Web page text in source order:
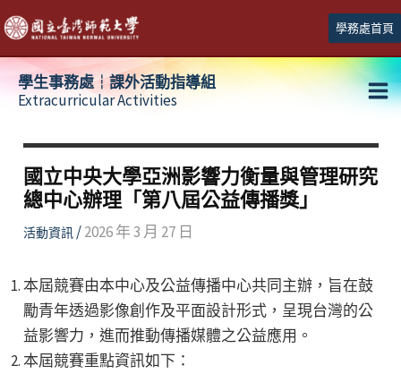
跳
至
主
學務處首頁
學生事務處┆課外活動指導組
Extracurricular Activities
國立中央大學亞洲影響力衡量與管理研究
總中心辦理「第八屆公益傳播獎」
活動資訊/2026 年 3 月 27 日
本屆競賽由本中心及公益傳播中心共同主辦，旨在鼓
勵青年透過影像創作及平面設計形式，呈現台灣的公
益影響力，進而推動傳播媒體之公益應用。
本屆競賽重點資訊如下：